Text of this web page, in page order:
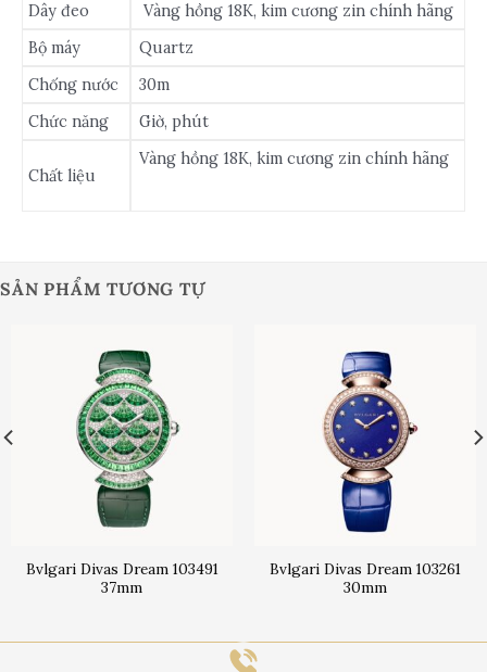
Dây đeo
Vàng hồng 18K, kim cương zin chính hãng
Bộ máy
Quartz
Chống nước
30m
Chức năng
Giờ, phút
Chất liệu
Vàng hồng 18K, kim cương zin chính hãng
SẢN PHẨM TƯƠNG TỰ
Bvlgari Divas Dream 103491
37mm
Bvlgari Divas Dream 103261
30mm